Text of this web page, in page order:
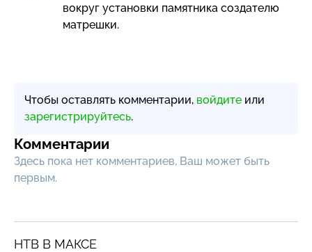
вокруг установки памятника создателю
матрешки.
Чтобы оставлять комментарии, войдите или
зарегистрируйтесь.
Комментарии
Здесь пока нет комментариев, Ваш может быть
первым.
НТВ В МАКСЕ